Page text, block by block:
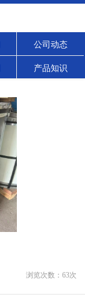
公司动态
产品知识
浏览次数： 63次